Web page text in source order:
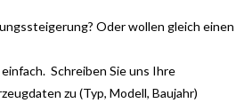
Oder wollen gleich einen
Schreiben Sie uns Ihre
zu (Typ, Modell, Baujahr)